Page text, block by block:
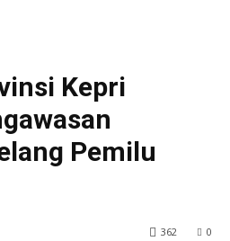
Kepri
Pemilu
0
362